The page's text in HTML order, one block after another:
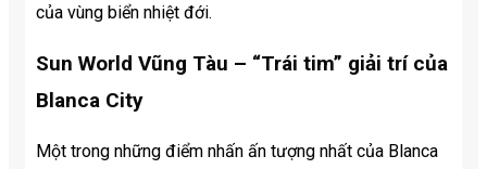
của vùng biển nhiệt đới.
Sun World Vũng Tàu – “Trái tim” giải trí của
Blanca City
Một trong những điểm nhấn ấn tượng nhất của Blanca